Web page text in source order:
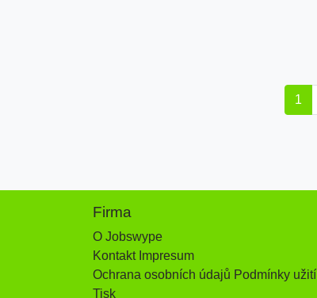
1
Firma
O Jobswype
Kontakt Impresum
Ochrana osobních údajů Podmínky užití
Tisk